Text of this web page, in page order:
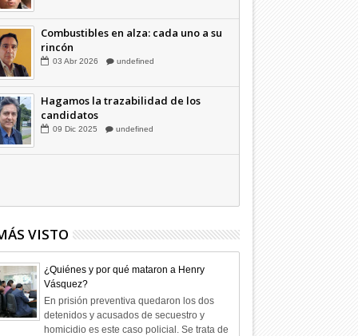
Familia Coloma y la "silla musical"
05 May 2025 undefined
Combustibles en alza: cada uno a su
rincón
03Abr 2026
Hagamos la trazabilidad de los
VISTO
¿Quiénes y por qué mataron a Henry
Vásquez?
En prisión preventiva quedaron los dos
detenidos y acusados de secuestro y
homicidio es este caso policial. Se trata de